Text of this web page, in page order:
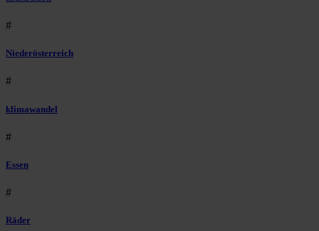
#
Niederösterreich
#
klimawandel
#
Essen
#
Räder